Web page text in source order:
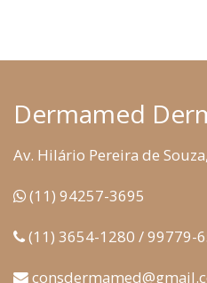
Dermamed
Av. Hilário Pereira de
(11) 94257-3695
(11) 3654-1280 / 99779-